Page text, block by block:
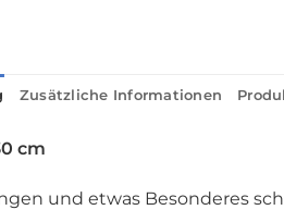
Zusätzliche Informationen
cm
und etwas Besonderes